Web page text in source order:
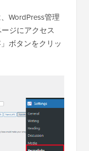
WordPress管理
ジにアクセス
ボタンをクリッ